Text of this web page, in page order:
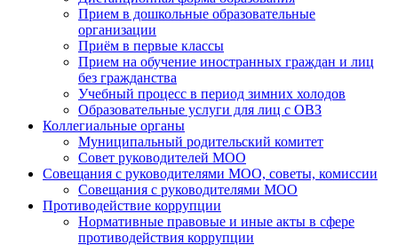
Прием в дошкольные образовательные
организации
Приём в первые классы
Прием на обучение иностранных граждан и лиц
без гражданства
Учебный процесс в период зимних холодов
Образовательные услуги для лиц с ОВЗ
Коллегиальные органы
Муниципальный родительский комитет
Совет руководителей МОО
Совещания с руководителями МОО, советы, комиссии
Совещания с руководителями МОО
Противодействие коррупции
Нормативные правовые и иные акты в сфере
противодействия коррупции